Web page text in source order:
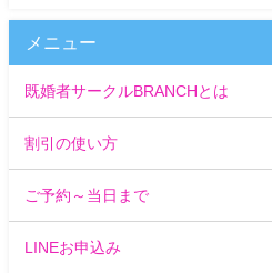
メニュー
既婚者サークルBRANCHとは
割引の使い方
ご予約～当日まで
LINEお申込み